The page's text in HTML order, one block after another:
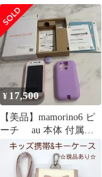
ノ6 本体
¥ 17,500
【美品】mamorino6 ピ
ーチ au 本体 付属品
完備 フィルム付 ピン